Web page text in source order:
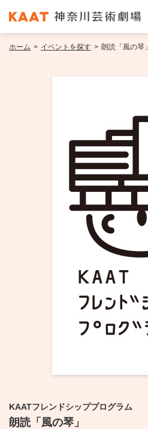
イベントを探す
・ イベントカレンダー
・ 館内サービス・アクセシビリティ
・ レストラン/カフェ
・ フロアマップ
KAAT 神奈川芸術劇場
ホーム > イベントを探す > 朗読「風の琴」
KAATフレンドシッププログラム
朗読「風の琴」